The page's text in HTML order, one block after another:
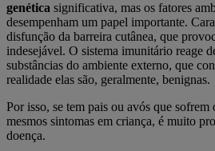
genética significativa, mas os fatores
desempenham um papel importante.
disfunção da barreira cutânea, que
indesejável. O sistema imunitário reage
substâncias do ambiente externo, que
realidade elas são, geralmente, benignas.
Por isso, se tem pais ou avós que
mesmos sintomas em criança, é muito
doença.